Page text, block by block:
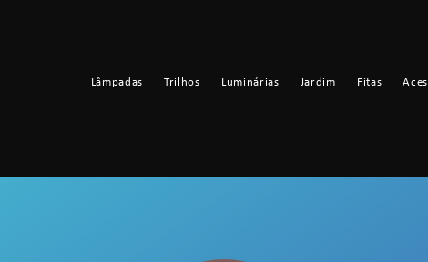
Lâmpadas Trilhos Luminárias Jardim Fitas